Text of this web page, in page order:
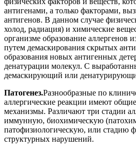
антигенами, а только факторами,
антигенов. В данном случае
холод, радиация) и химические
организме образование аллергенов
путем демаскирования скрытых
образования новых антигенных
денатурации молекул. С
демаскирующий или
Патогенез.Разнообразные по
аллергические реакции имеют
механизмы. Различают три стадии
иммунную, биохимическую
патофизиологическую, или стадию
структурных нарушений.